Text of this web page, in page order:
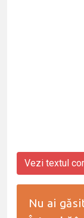
Vezi textul
Nu ai